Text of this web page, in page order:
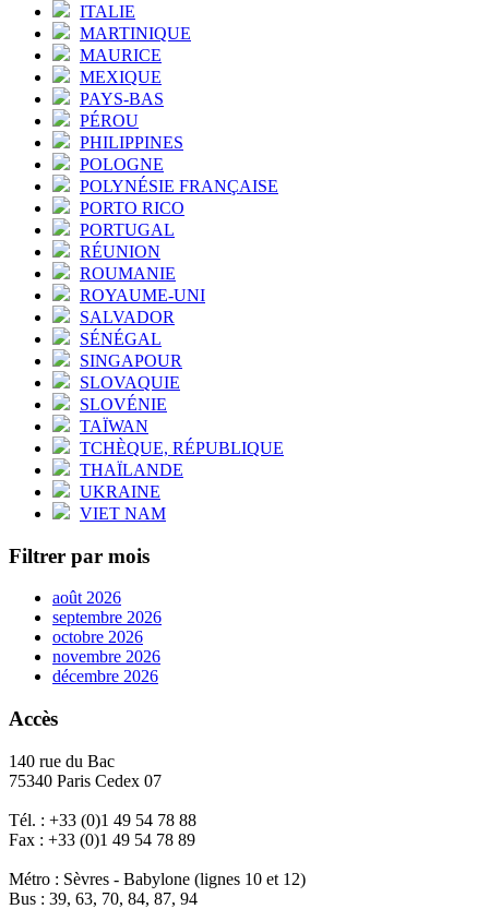
ITALIE
MARTINIQUE
MAURICE
MEXIQUE
PAYS-BAS
PÉROU
PHILIPPINES
POLOGNE
POLYNÉSIE FRANÇAISE
PORTO RICO
PORTUGAL
RÉUNION
ROUMANIE
ROYAUME-UNI
SALVADOR
SÉNÉGAL
SINGAPOUR
SLOVAQUIE
SLOVÉNIE
TAÏWAN
TCHÈQUE, RÉPUBLIQUE
THAÏLANDE
UKRAINE
VIET NAM
Filtrer par mois
août 2026
septembre 2026
octobre 2026
novembre 2026
décembre 2026
Accès
140 rue du Bac
75340 Paris Cedex 07
Tél. : +33 (0)1 49 54 78 88
Fax : +33 (0)1 49 54 78 89
Métro : Sèvres - Babylone (lignes 10 et 12)
Bus : 39, 63, 70, 84, 87, 94